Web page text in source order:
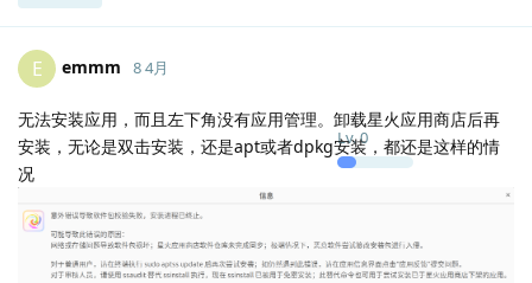
E emmm
Lv.0
8 4月
无法安装应用，而且左下角没有应用管理。卸载星火应用商店后再
安装，无论是双击安装，还是apt或者dpkg安装，都还是这样的情
况